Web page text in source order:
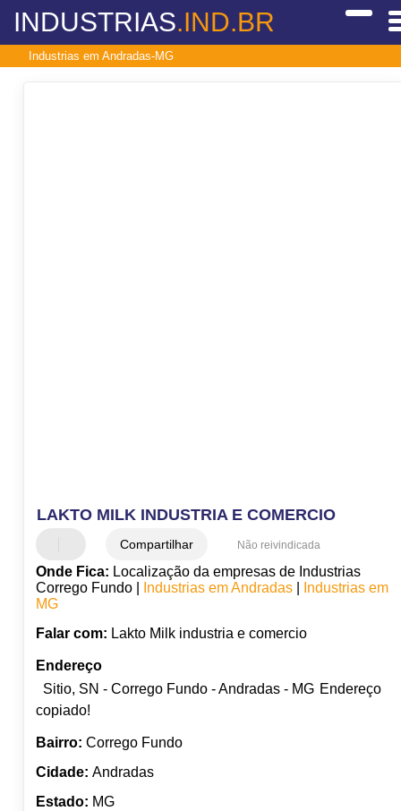
INDUSTRIAS.IND.BR
Industrias em Andradas-MG
LAKTO MILK INDUSTRIA E COMERCIO
Compartilhar Não reivindicada
Onde Fica: Localização da empresas de Industrias
Corrego Fundo |
Industrias em Andradas|
Industrias em
MG
Falar com: Lakto Milk industria e comercio
Endereço
Sitio, SN - Corrego Fundo - Andradas - MG Endereço
copiado!
Bairro: Corrego Fundo
Cidade: Andradas
Estado: MG